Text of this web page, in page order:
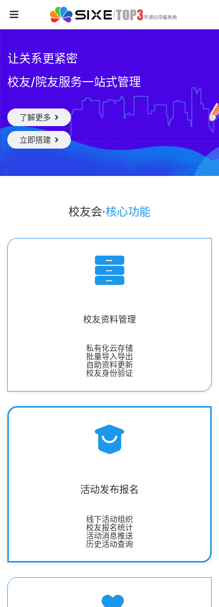
让关系更紧密
校友/院友服务一站式管理
了解更多
立即搭建
校友会·核心功能
校友资料管理
私有化云存储
批量导入导出
自助资料更新
校友身份验证
活动发布报名
线下活动组织
校友报名统计
活动消息推送
历史活动查询